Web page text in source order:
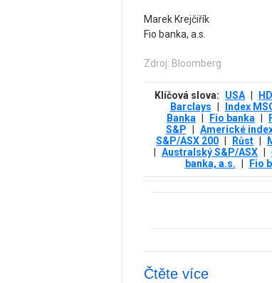
Marek Krejčiřík
Fio banka, a.s.
Zdroj: Bloomberg
Klíčová slova: USA
Barclays
Index
Banka
Fio banka
S&P
Americké
S&P/ASX 200
Růst
Australský S&P/ASX
banka, a.s.
Fio
Čtěte více